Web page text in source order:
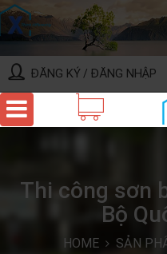
ĐĂNG KÝ / ĐĂNG NHẬP
Thi công sơn
Bộ
HOME SẢN